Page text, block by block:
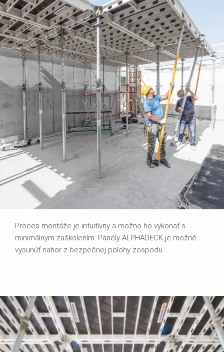
Proces montáže je intuitívny a možno ho vykonať s
minimálnym zaškolením. Panely ALPHADECK je možné
vysunúť nahor z bezpečnej polohy zospodu.